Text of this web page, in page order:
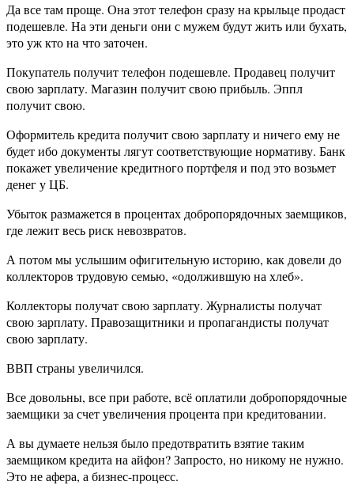
Да все там проще. Она этот телефон сразу на крыльце продаст
подешевле. На эти деньги они с мужем будут жить или бухать,
это уж кто на что заточен.
Покупатель получит телефон подешевле. Продавец получит
свою зарплату. Магазин получит свою прибыль. Эппл
получит свою.
Оформитель кредита получит свою зарплату и ничего ему не
будет ибо документы лягут соответствующие нормативу. Банк
покажет увеличение кредитного портфеля и под это возьмет
денег у ЦБ.
Убыток размажется в процентах добропорядочных заемщиков,
где лежит весь риск невозвратов.
А потом мы услышим офигительную историю, как довели до
коллекторов трудовую семью, «одолжившую на хлеб».
Коллекторы получат свою зарплату. Журналисты получат
свою зарплату. Правозащитники и пропагандисты получат
свою зарплату.
ВВП страны увеличился.
Все довольны, все при работе, всё оплатили добропорядочные
заемщики за счет увеличения процента при кредитовании.
А вы думаете нельзя было предотвратить взятие таким
заемщиком кредита на айфон? Запросто, но никому не нужно.
Это не афера, а бизнес-процесс.